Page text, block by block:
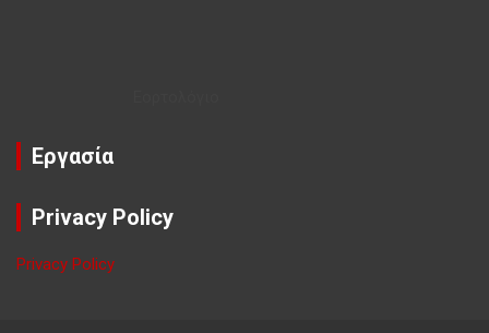
Εργασία
Privacy Policy
Privacy Policy